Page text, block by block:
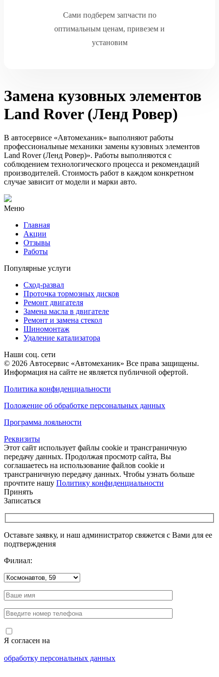
Сами подберем запчасти по
оптимальным ценам, привезем и
установим
Замена кузовных элементов
Land Rover (Ленд Ровер)
В автосервисе «Автомеханик» выполняют работы
профессиональные механики замены кузовных элементов
Land Rover (Ленд Ровер)». Работы выполняются с
соблюдением технологического процесса и рекомендаций
производителей. Стоимость работ в каждом конкретном
случае зависит от модели и марки авто.
Меню
Главная
Акции
Отзывы
Работы
Популярные услуги
Сход-развал
Проточка тормозных дисков
Ремонт двигателя
Замена масла в двигателе
Ремонт и замена стекол
Шиномонтаж
Удаление катализатора
Наши соц. сети
© 2026 Автосервис «Автомеханик» Все права защищены.
Информация на сайте не является публичной офертой.
Политика конфиденциальности
Положение об обработке персональных данных
Программа лояльности
Реквизиты
Этот сайт использует файлы cookie и трансграничную
передачу данных. Продолжая просмотр сайта, Вы
соглашаетесь на использование файлов cookie и
трансграничную передачу данных. Чтобы узнать больше
прочтите нашу Политику конфиденциальности
Принять
Записаться
Оставьте заявку, и наш администратор свяжется с Вами для ее
подтверждения
Филиал:
Я согласен на
обработку персональных данных